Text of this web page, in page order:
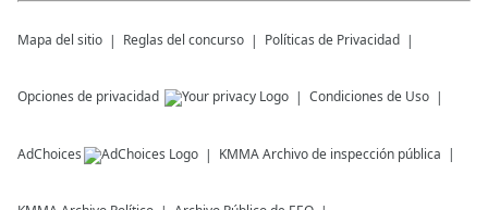
Mapa del sitio Reglas del concurso Políticas de Privacidad
Opciones de privacidad Condiciones de Uso
AdChoices KMMAArchivo de inspección pública